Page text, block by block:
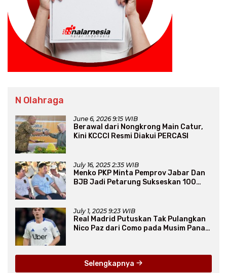
N Olahraga
June 6, 2026 9:15 WIB
Berawal dari Nongkrong Main Catur,
Kini KCCCI Resmi Diakui PERCASI
July 16, 2025 2:35 WIB
Menko PKP Minta Pemprov Jabar Dan
BJB Jadi Petarung Sukseskan 100
July 1, 2025 9:23 WIB
Real Madrid Putuskan Tak Pulangkan
Nico Paz dari Como pada Musim Panas
Selengkapnya